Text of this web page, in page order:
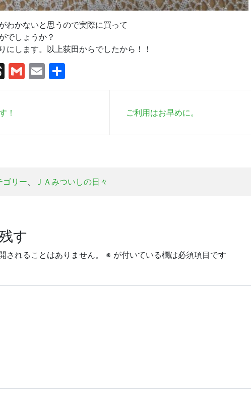
わかないと思うので実際に買って
でしょうか？
にします。以上荻田からでしたから！！
Threads
Gmail
Email
！ ご利用はお早めに。
ゴリー ＪＡみついしの日々
す
されることはありません。 ※ が付いている欄は必須項目です